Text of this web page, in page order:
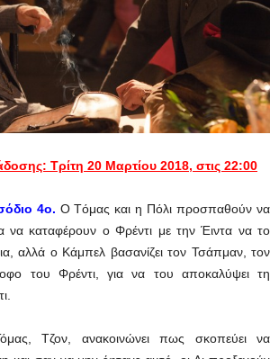
Τρίτη 20 Μαρτίου 2018, στις 22:00
4ο. O Tόμας και η Πόλι προσπαθούν να
να καταφέρουν ο Φρέντι με την Έιντα να το
αλλά ο Κάμπελ βασανίζει τον Τσάπμαν, τον
του Φρέντι, για να του αποκαλύψει τη
Τζον, ανακοινώνει πως σκοπεύει να